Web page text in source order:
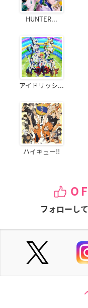
HUNTER...
アイドリッシ...
ハイキュー!!
フォローし